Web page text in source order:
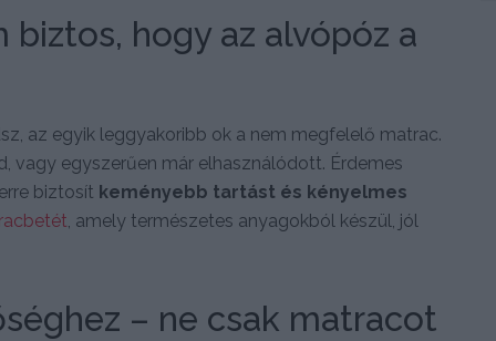
biztos, hogy az alvópóz a
az egyik leggyakoribb ok a nem megfelelő matrac.
vagy egyszerűen már elhasználódott. Érdemes
biztosít keményebb tartást és kényelmes
, amely természetes anyagokból készül, jól
– ne csak matracot